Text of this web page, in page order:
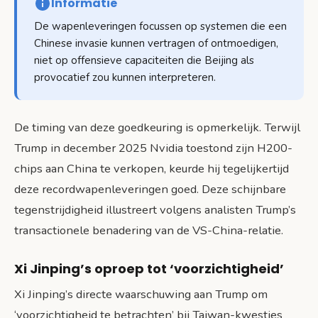
Informatie
De wapenleveringen focussen op systemen die een
Chinese invasie kunnen vertragen of ontmoedigen,
niet op offensieve capaciteiten die Beijing als
provocatief zou kunnen interpreteren.
De timing van deze goedkeuring is opmerkelijk. Terwijl
Trump in december 2025 Nvidia toestond zijn H200-
chips aan China te verkopen, keurde hij tegelijkertijd
deze recordwapenleveringen goed. Deze schijnbare
tegenstrijdigheid illustreert volgens analisten Trump’s
transactionele benadering van de VS-China-relatie.
Xi Jinping’s oproep tot ‘voorzichtigheid’
Xi Jinping’s directe waarschuwing aan Trump om